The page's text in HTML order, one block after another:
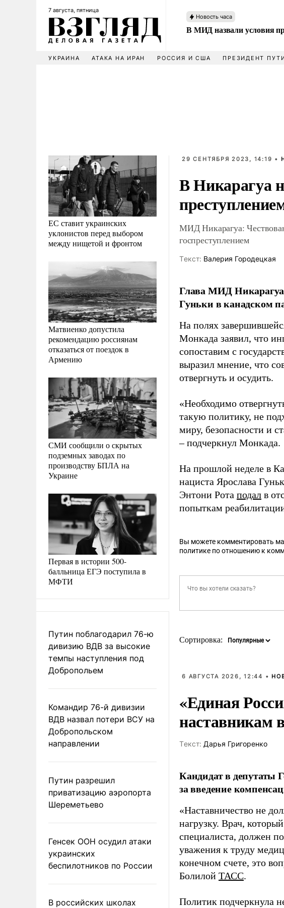
7 августа, пятница
Новость часа
В МИД назвали условия
УКРАИНА АТАКА НА ИРАН РОССИЯ И США ПРЕЗИДЕНТ
ЕС ставит украинских
уклонистов перед выбором
между нищетой и фронтом
Матвиенко допустила
рекомендацию россиянам
отказаться от поездок в
Армению
СМИ сообщили о скрытых
подземных заводах по
производству БПЛА на
Украине
Первая в истории 500-
балльница ЕГЭ поступила в
МФТИ
Путин поблагодарил 76-ю
дивизию ВДВ за высокие
темпы наступления под
Добропольем
Командир 76-й дивизии
ВДВ назвал потери ВСУ на
Добропольском
направлении
Путин разрешил
приватизацию аэропорта
Шереметьево
Генсек ООН осудил атаки
украинских
беспилотников по России
В российских школах
29 СЕНТЯБРЯ 2023, 14:19 •
В Никарагуа
МИД Никарагуа:
госпреступлением
Tекст: Валерия Городецкая
Глава МИД Никарагуа
Гуньки в канадском
На полях
Монкада заявил, что
сопоставим с
выразил мнение, что
отвергнуть и осудить.
«Необходимо
такую политику, не
миру, безопасности и
– подчеркнул Монкада.
На прошлой неделе в
нациста Ярослава
Энтони Рота подал в
попыткам
Вы можете комментировать
политике по отношению к
Сортировка:
6 АВГУСТА 2026, 12:44 •
«Единая
наставникам
Tекст: Дарья Григоренко
Кандидат в депутаты
за введение
«Наставничество не
нагрузку. Врач,
специалиста, должен
уважения к труду
конечном счете, это
Болилой ТАСС.
Политик подчеркнула